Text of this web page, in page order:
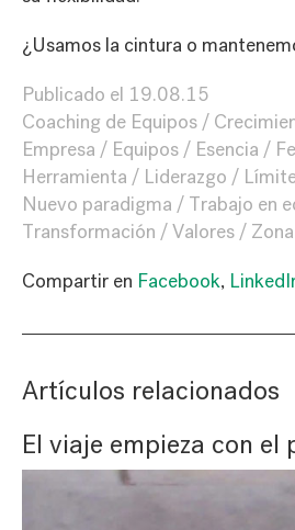
¿Usamos la cintura o
Publicado el 19.08.15
Coaching de Equipos
Empresa
Equipos Esencia
Herramienta
Liderazgo
Nuevo paradigma
Trabajo en
Transformación
Valores
Compartir en Facebook,
Artículos relacionados
El viaje empieza con el